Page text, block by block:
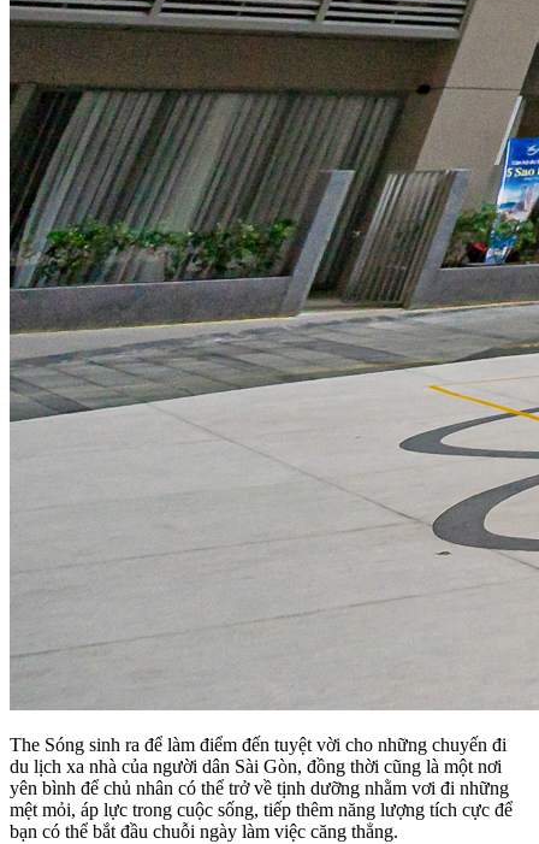
The Sóng sinh ra để làm điểm đến tuyệt vời cho những chuyến đi
du lịch xa nhà của người dân Sài Gòn, đồng thời cũng là một nơi
yên bình để chủ nhân có thể trở về tịnh dưỡng nhằm vơi đi những
mệt mỏi, áp lực trong cuộc sống, tiếp thêm năng lượng tích cực để
bạn có thể bắt đầu chuỗi ngày làm việc căng thẳng.